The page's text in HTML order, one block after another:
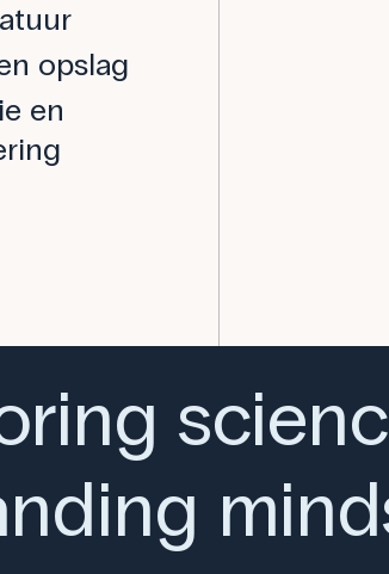
opslag
en